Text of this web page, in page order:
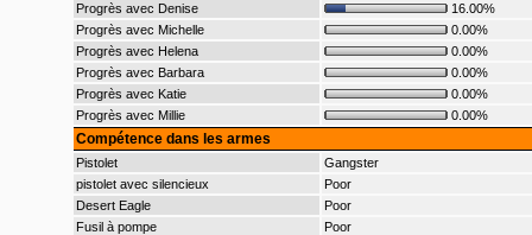
Progrès avec Denise
16.00%
Progrès avec Michelle
0.00%
Progrès avec Helena
0.00%
Progrès avec Barbara
0.00%
Progrès avec Katie
0.00%
Progrès avec Millie
0.00%
Compétence dans les armes
Pistolet
Gangster
pistolet avec silencieux
Poor
Desert Eagle
Poor
Fusil à pompe
Poor